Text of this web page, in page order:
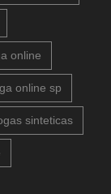
online
online sp
sinteticas